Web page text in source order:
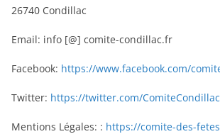
26740 Condillac
Email: info [@] comite-condillac.fr
Facebook: https://www.facebook.com/
Twitter: https://twitter.com/ComiteCondillac
Mentions Légales: : https://comite-des-